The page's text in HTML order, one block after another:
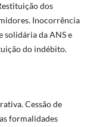
dos
Inocorrência
solidária da ANS e
do indébito.
Cessão de
formalidades